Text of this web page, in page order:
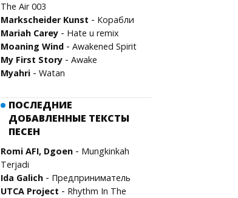
The Air 003
Marksсheider Kunst - Корабли
Mariah Carey - Hate u remix
Moaning Wind - Awakened Spirit
My First Story - Awake
Myahri - Watan
ПОСЛЕДНИЕ
ДОБАВЛЕННЫЕ ТЕКСТЫ
ПЕСЕН
Romi AFI, Dgoen - Mungkinkah
Terjadi
Ida Galich - Предприниматель
UTCA Project - Rhythm In The